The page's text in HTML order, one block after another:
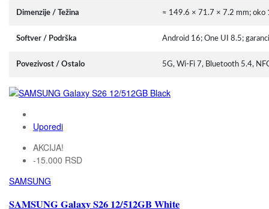
Dimenzije / Težina ≈ 149.6 × 71.7 × 7.2 mm; oko
Softver / Podrška Android 16; One UI 8.5;
Povezivost / Ostalo 5G, Wi-Fi 7, Bluetooth 5.4,
Uporedi
AKCIJA!
-15.000 RSD
SAMSUNG
SAMSUNG Galaxy S26 12/512GB White